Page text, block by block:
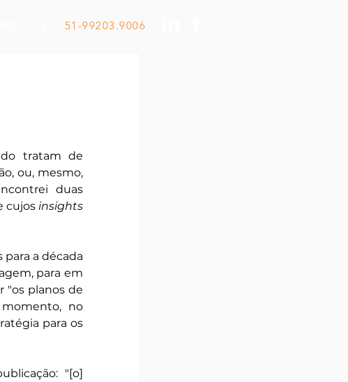
51-99203.9006
tratam de
ou, mesmo,
duas
cujos insights
para a década
para em
"os planos de
no
para os
"[o]